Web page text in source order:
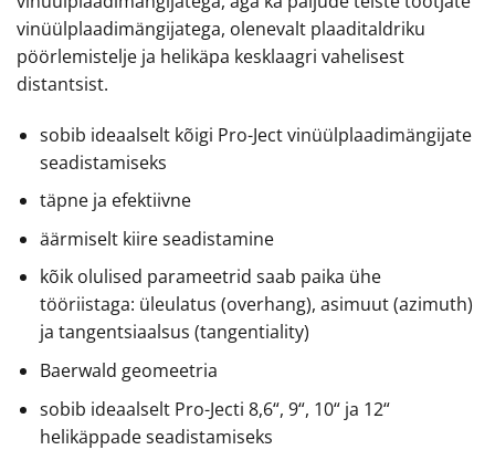
vinüülplaadimängijatega, olenevalt plaaditaldriku
pöörlemistelje ja helikäpa kesklaagri vahelisest
distantsist.
sobib ideaalselt kõigi Pro-Ject vinüülplaadimängijate
seadistamiseks
täpne ja efektiivne
äärmiselt kiire seadistamine
kõik olulised parameetrid saab paika ühe
tööriistaga: üleulatus (overhang), asimuut (azimuth)
ja tangentsiaalsus (tangentiality)
Baerwald geomeetria
sobib ideaalselt Pro-Jecti 8,6“, 9“, 10“ ja 12“
helikäppade seadistamiseks